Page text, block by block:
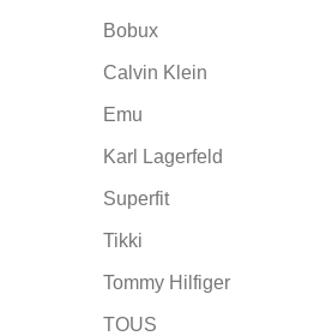
Bobux
Calvin Klein
Emu
Karl Lagerfeld
Superfit
Tikki
Tommy Hilfiger
TOUS